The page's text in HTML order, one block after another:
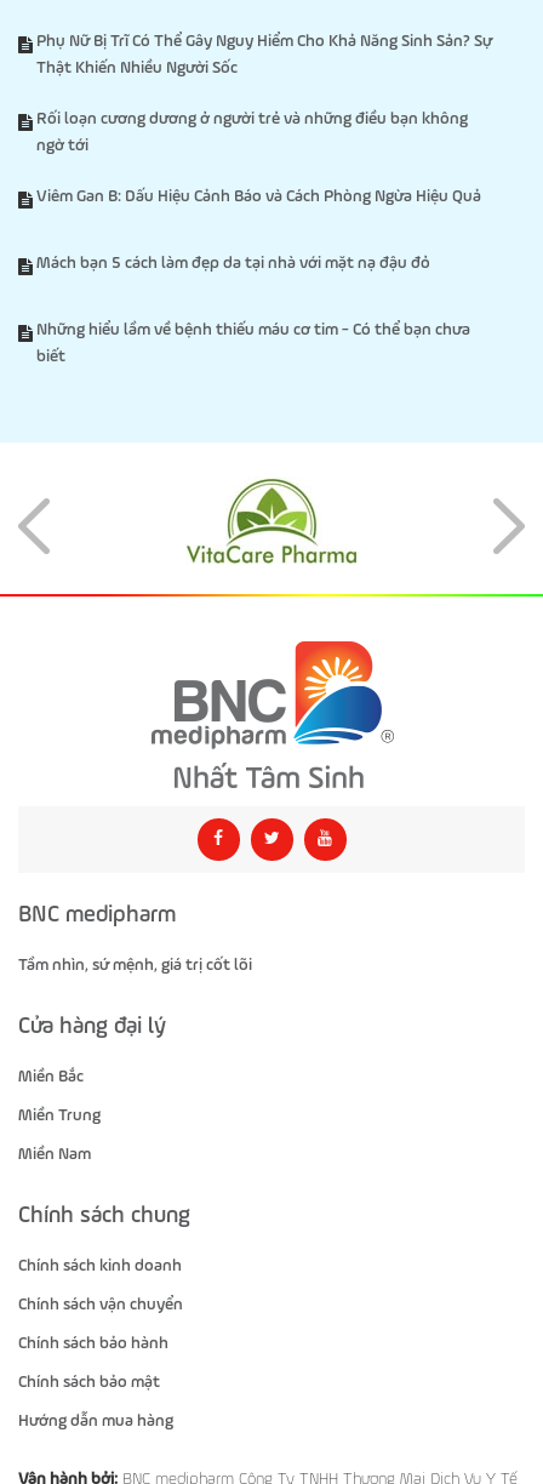
Phụ Nữ Bị Trĩ Có Thể Gây Nguy Hiểm Cho Khả Năng Sinh Sản? Sự
Thật Khiến Nhiều Người Sốc
Rối loạn cương dương ở người trẻ và những điều bạn không
ngờ tới
Viêm Gan B: Dấu Hiệu Cảnh Báo và Cách Phòng Ngừa Hiệu Quả
Mách bạn 5 cách làm đẹp da tại nhà với mặt nạ đậu đỏ
Những hiểu lầm về bệnh thiếu máu cơ tim - Có thể bạn chưa
biết
BNC medipharm
Tầm nhìn, sứ mệnh, giá trị cốt lõi
Cửa hàng đại lý
Miền Bắc
Miền Trung
Miền Nam
Chính sách chung
Chính sách kinh doanh
Chính sách vận chuyển
Chính sách bảo hành
Chính sách bảo mật
Hướng dẫn mua hàng
Vận hành bởi: BNC medipharm Công Ty TNHH Thương Mại Dịch Vụ Y Tế